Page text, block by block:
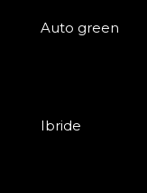
Auto green
Ibride